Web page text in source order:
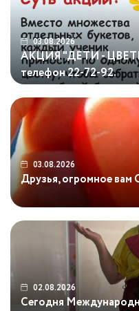
03.08.2026
АКЦИЯ "ДЕТИ -
телефон 22-72-92.
...
03.08.2026
Друзья, огромное
...
02.08.2026
Сегодня